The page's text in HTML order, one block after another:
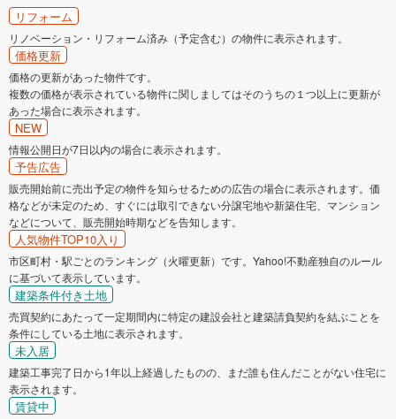
リフォーム
リノベーション・リフォーム済み（予定含む）の物件に表示されます。
価格更新
価格の更新があった物件です。
複数の価格が表示されている物件に関しましてはそのうちの１つ以上に更新が
あった場合に表示されます。
NEW
情報公開日が7日以内の場合に表示されます。
予告広告
販売開始前に売出予定の物件を知らせるための広告の場合に表示されます。価
格などが未定のため、すぐには取引できない分譲宅地や新築住宅、マンション
などについて、販売開始時期などを告知します。
人気物件TOP10入り
市区町村・駅ごとのランキング（火曜更新）です。Yahoo!不動産独自のルール
に基づいて表示しています。
建築条件付き土地
売買契約にあたって一定期間内に特定の建設会社と建築請負契約を結ぶことを
条件にしている土地に表示されます。
未入居
建築工事完了日から1年以上経過したものの、まだ誰も住んだことがない住宅に
表示されます。
賃貸中